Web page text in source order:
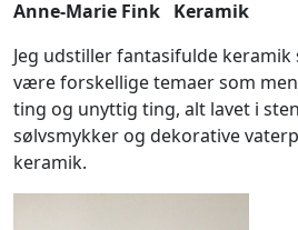
Anne-Marie Fink Keramik
Jeg udstiller fantasifulde keramik
være forskellige temaer som
ting og unyttig ting, alt lavet i
sølvsmykker og dekorative
keramik.